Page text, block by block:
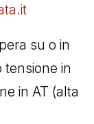
su o in
tensione in
in AT (alta